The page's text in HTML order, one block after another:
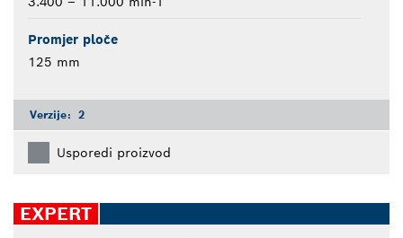
Promjer ploče
125 mm
Verzije: 2
Usporedi proizvod
EXPERT